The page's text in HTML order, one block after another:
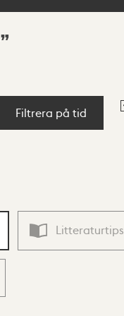
Filtrera på tid
Litteraturtips